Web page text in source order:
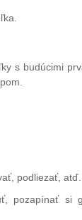
s budúcimi
podliezať, atď.
pozapínať si